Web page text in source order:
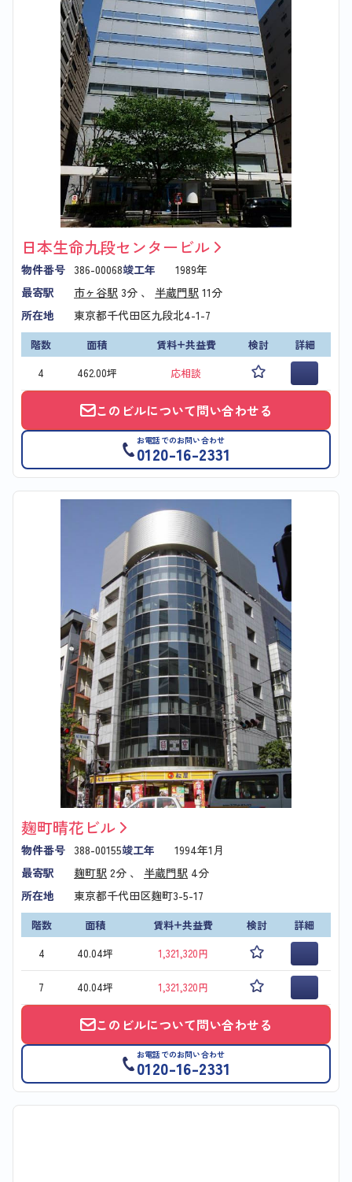
日本生命九段センタービル
物件番号 386-00068竣工年
1989年
最寄駅
市ヶ谷駅 3分 、 半蔵門駅 11分
所在地
東京都千代田区九段北4-1-7
階数 面積 賃料+共益費 検討
詳細
4
462.00坪 応相談
このビルについて問い合わせる
お電話でのお問い合わせ
0120-16-2331
麹町晴花ビル
物件番号 388-00155竣工年
1994年1月
最寄駅
麹町駅 2分 、 半蔵門駅 4分
所在地
東京都千代田区麹町3-5-17
階数 面積 賃料+共益費 検討
詳細
4
40.04坪 1,321,320円
7 40.04坪 1,321,320円
このビルについて問い合わせる
お電話でのお問い合わせ
0120-16-2331